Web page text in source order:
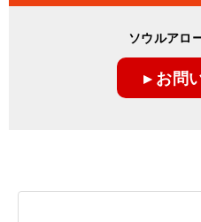
ソウルアロ
▸ お問